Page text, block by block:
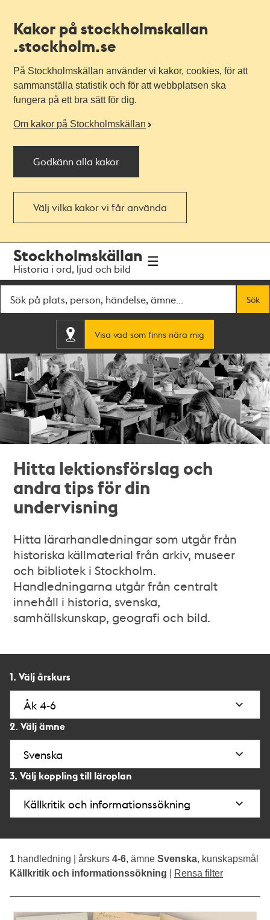
Kakor på stockholmskallan
.stockholm.se
På Stockholmskällan använder vi kakor, cookies, för att
sammanställa statistik och för att webbplatsen ska
fungera på ett bra sätt för dig.
Om kakor på Stockholmskällan
Godkänn alla kakor
Välj vilka kakor vi får använda
navigationen
huvudinnehållet
Stockholmskällan
Historia i ord, ljud och bild
Sök
Visa vad som finns nära mig
Hitta lektionsförslag och
andra tips för din
undervisning
Hitta lärarhandledningar som utgår från
historiska källmaterial från arkiv, museer
och bibliotek i Stockholm.
Handledningarna utgår från centralt
innehåll i historia, svenska,
samhällskunskap, geografi och bild.